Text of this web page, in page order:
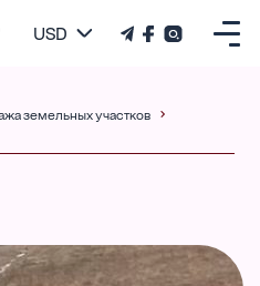
USD
земельных участков